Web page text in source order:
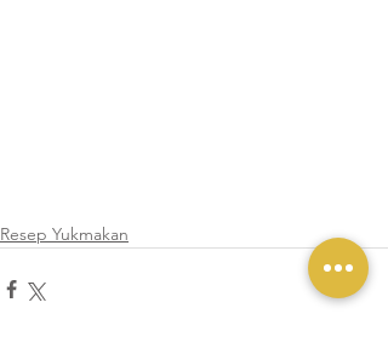
Resep Yukmakan